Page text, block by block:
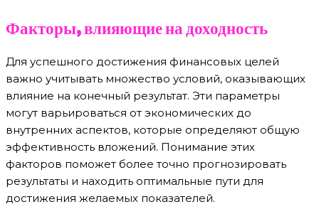
Факторы, влияющие на доходность
Для успешного достижения финансовых целей
важно учитывать множество условий, оказывающих
влияние на конечный результат. Эти параметры
могут варьироваться от экономических до
внутренних аспектов, которые определяют общую
эффективность вложений. Понимание этих
факторов поможет более точно прогнозировать
результаты и находить оптимальные пути для
достижения желаемых показателей.